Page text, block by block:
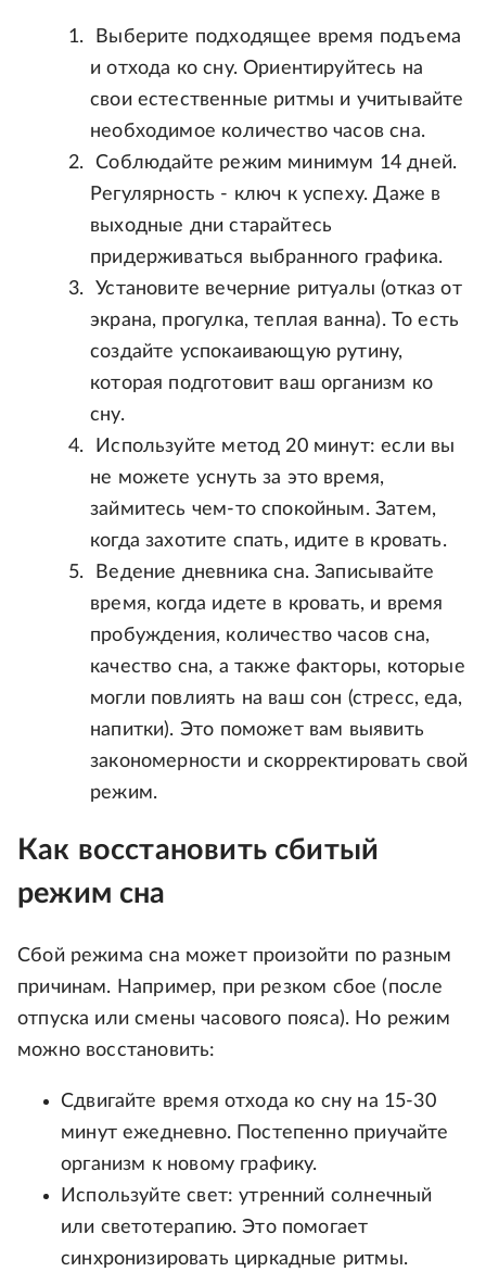
Выберите подходящее время подъема
и отхода ко сну. Ориентируйтесь на
свои естественные ритмы и учитывайте
необходимое количество часов сна.
Соблюдайте режим минимум 14 дней.
Регулярность - ключ к успеху. Даже в
выходные дни старайтесь
придерживаться выбранного графика.
Установите вечерние ритуалы (отказ от
экрана, прогулка, теплая ванна). То есть
создайте успокаивающую рутину,
которая подготовит ваш организм ко
сну.
Используйте метод 20 минут: если вы
не можете уснуть за это время,
займитесь чем-то спокойным. Затем,
когда захотите спать, идите в кровать.
Ведение дневника сна. Записывайте
время, когда идете в кровать, и время
пробуждения, количество часов сна,
качество сна, а также факторы, которые
могли повлиять на ваш сон (стресс, еда,
напитки). Это поможет вам выявить
закономерности и скорректировать свой
режим.
Как восстановить сбитый
режим сна
Сбой режима сна может произойти по разным
причинам. Например, при резком сбое (после
отпуска или смены часового пояса). Но режим
можно восстановить:
Сдвигайте время отхода ко сну на 15-30
минут ежедневно. Постепенно приучайте
организм к новому графику.
Используйте свет: утренний солнечный
или светотерапию. Это помогает
синхронизировать циркадные ритмы.